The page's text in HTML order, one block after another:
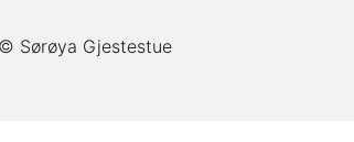
© Sørøya Gjestestue